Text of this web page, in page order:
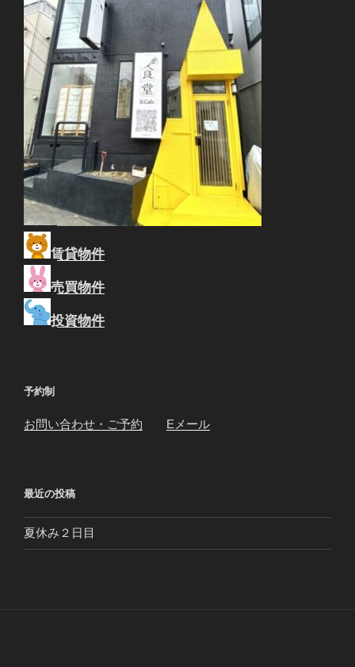
賃貸物件
売買物件
投資物件
予約制
お問い合わせ・ご予約 Eメール
最近の投稿
夏休み２日目